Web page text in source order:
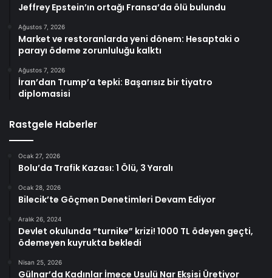
Jeffrey Epstein’ın ortağı Fransa’da ölü bulundu
Ağustos 7, 2026
Market ve restoranlarda yeni dönem: Hesaptaki o
parayı ödeme zorunluluğu kalktı
Ağustos 7, 2026
İran’dan Trump’a tepki: Başarısız bir tiyatro
diplomasisi
Rastgele Haberler
Ocak 27, 2026
Bolu’da Trafik Kazası: 1 Ölü, 3 Yaralı
Ocak 28, 2026
Bilecik’te Göçmen Denetimleri Devam Ediyor
Aralık 26, 2024
Devlet okulunda “turnike” krizi! 1000 TL ödeyen geçti,
ödemeyen kuyrukta bekledi
Nisan 25, 2026
Gülnar’da Kadınlar İmece Usulü Nar Ekşisi Üretiyor